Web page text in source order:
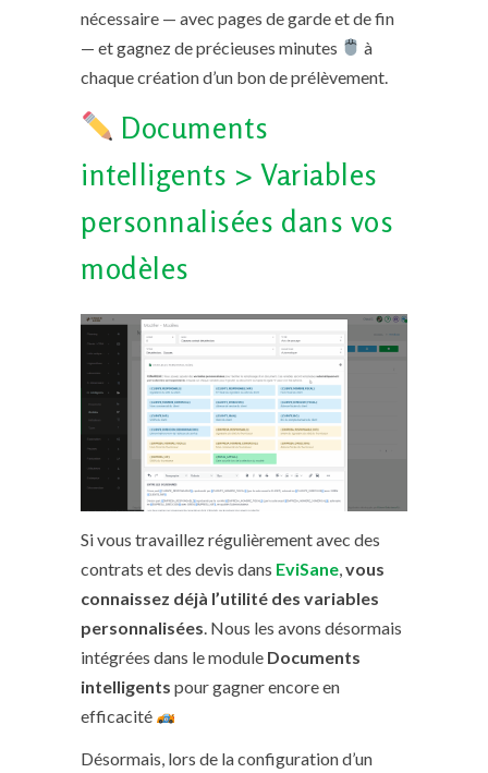
nécessaire — avec pages de garde et de fin
— et gagnez de précieuses minutes
à
chaque création d’un bon de prélèvement.
Documents
intelligents > Variables
personnalisées dans vos
modèles
Si vous travaillez régulièrement avec des
contrats et des devis dans EviSane,vous
connaissez déjà l’utilité des variables
personnalisées. Nous les avons désormais
intégrées dans le module Documents
intelligents pour gagner encore en
efficacité
Désormais, lors de la configuration d’un